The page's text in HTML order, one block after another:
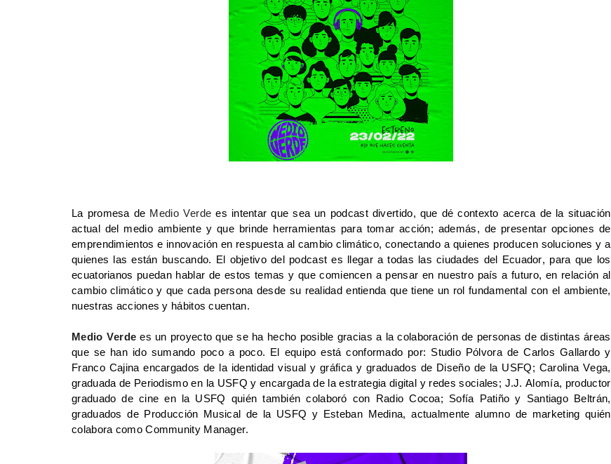
La promesa de Medio Verde es intentar que sea un podcast divertido, que dé contexto acerca de la situación
actual del medio ambiente y que brinde herramientas para tomar acción; además, de presentar opciones de
emprendimientos e innovación en respuesta al cambio climático, conectando a quienes producen soluciones y a
quienes las están buscando.
El objetivo del podcast es llegar a todas las ciudades del Ecuador, para que los
ecuatorianos puedan hablar de estos temas y que comiencen a pensar en nuestro país a futuro, en relación al
cambio climático y que cada persona desde su realidad entienda que tiene un rol fundamental con el ambiente,
nuestras acciones y hábitos cuentan.
Medio Verde es un proyecto que se ha hecho posible gracias a la colaboración de personas de distintas áreas
que se han ido sumando poco a poco. El equipo está conformado por: Studio Pólvora de Carlos Gallardo y
Franco Cajina encargados de la identidad visual y gráfica y graduados de Diseño de la USFQ; Carolina Vega,
graduada de Periodismo en la USFQ y encargada de la estrategia digital y redes sociales; J.J. Alomía, productor
graduado de cine en la USFQ quién también colaboró con Radio Cocoa; Sofía Patiño y Santiago Beltrán,
graduados de Producción Musical de la USFQ y Esteban Medina, actualmente alumno de marketing quién
colabora como Community Manager.